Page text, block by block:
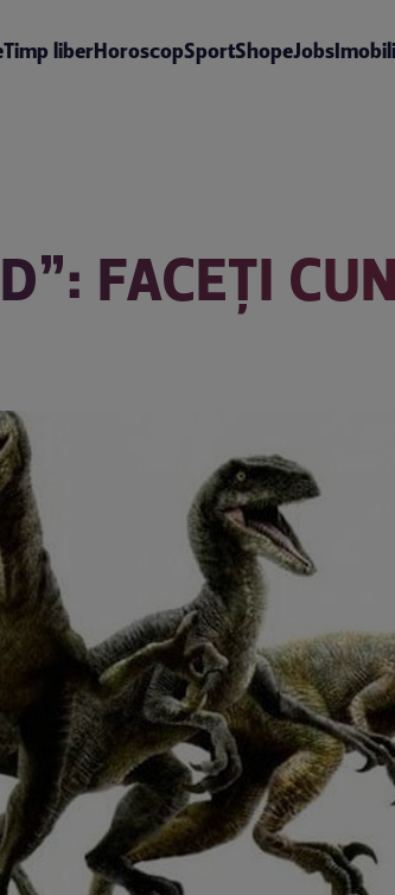
Timp liberHoroscopSportShopeJobs
FACEȚI